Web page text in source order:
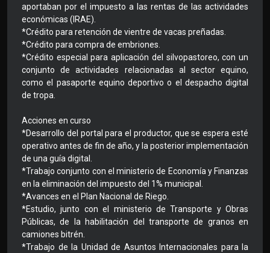
aportaban por el impuesto a las rentas de las actividades
económicas (IRAE).
*Crédito para retención de vientre de vacas preñadas.
*Crédito para compra de embriones.
*Crédito especial para aplicación del silvopastoreo, con un
conjunto de actividades relacionadas al sector equino,
como el pasaporte equino deportivo o el despacho digital
de tropa.
Acciones en curso
*Desarrollo del portal para el productor, que se espera esté
operativo antes de fin de año, y la posterior implementación
de una guía digital.
*Trabajo conjunto con el ministerio de Economía y Finanzas
en la eliminación del impuesto del 1% municipal.
*Avances en el Plan Nacional de Riego.
*Estudio, junto con el ministerio de Transporte y Obras
Públicas, de la habilitación del transporte de granos en
camiones bitrén.
*Trabajo de la Unidad de Asuntos Internacionales para la